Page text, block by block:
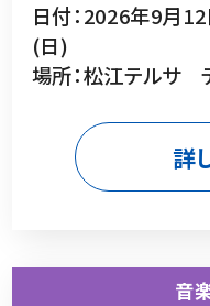
日付：2026年9月
(日)
場所：松江テルサ
詳
音